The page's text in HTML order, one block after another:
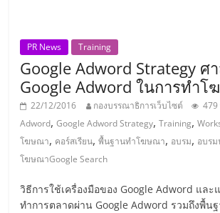
PR News Training
Google Adword Strategy ศ
Google Adword ในการทำโ
22/12/2016 กองบรรณาธิการเว็บไซต์ 479
Adword,Google Adword Strategy,Training,
โฆษณา, คอร์สเรียน,พื้นฐานทำโฆษณา, อบรม, อบร
โฆษณาGoogle Search
วิธีการใช้เครื่องมือของ Google Adword และ
ทำการตลาดผ่าน Google Adword รวมถึงพื้น